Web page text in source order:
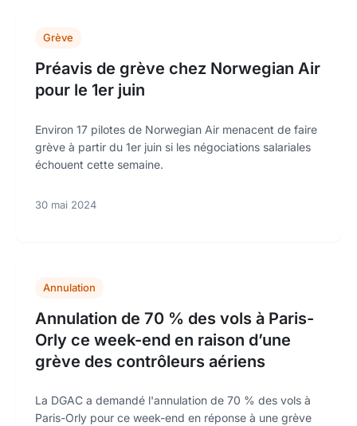
Grève
Préavis de grève chez Norwegian Air
pour le 1er juin
Environ 17 pilotes de Norwegian Air menacent de faire
grève à partir du 1er juin si les négociations salariales
échouent cette semaine.
30 mai 2024
Annulation
Annulation de 70 % des vols à Paris-
Orly ce week-end en raison d’une
grève des contrôleurs aériens
La DGAC a demandé l'annulation de 70 % des vols à
Paris-Orly pour ce week-end en réponse à une grève